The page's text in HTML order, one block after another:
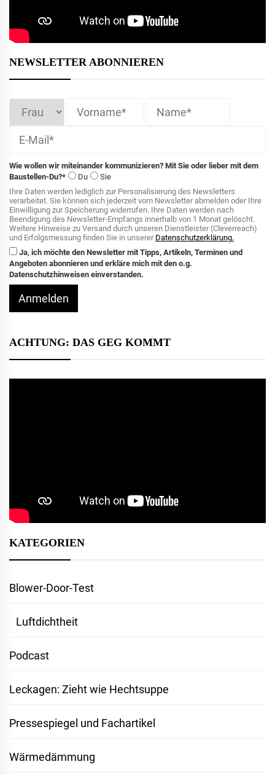
NEWSLETTER ABONNIEREN
Wie wollen wir miteinander kommunizieren? Mit Sie oder lieber mit dem
Baustellen-Du?*
Du
Sie
Ihre Daten werden lediglich zur Personalisierung des Newsletters
verarbeitet. Sie können sich jederzeit vom Newsletter abmelden oder Ihre
Einwilligung zur Speicherung widerrufen. Ihre Daten werden nach
Beendigung des Newsletter-Empfangs innerhalb von 1 Monat gelöscht.
Weitere Hinweise zu Versand durch unseren Dienstleister (Cleverreach)
und Erfolgsmessung finden Sie in unserer Datenschutzerklärung.
Ja, ich möchte den Newsletter mit Tipps, Artikeln, Terminen und
Angeboten abonnieren und erkläre mich mit den o.g.
Datenschutzhinweisen einverstanden.
Anmelden
ACHTUNG: DAS GEG KOMMT
KATEGORIEN
Blower-Door-Test
Luftdichtheit
Podcast
Leckagen: Zieht wie Hechtsuppe
Pressespiegel und Fachartikel
Wärmedämmung